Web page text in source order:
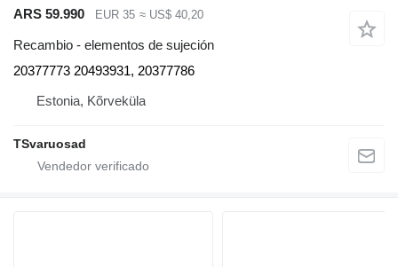
ARS 59.990 EUR 35 ≈ US$ 40,20
Recambio - elementos de sujeción
20377773 20493931, 20377786
Estonia, Kõrveküla
TSvaruosad